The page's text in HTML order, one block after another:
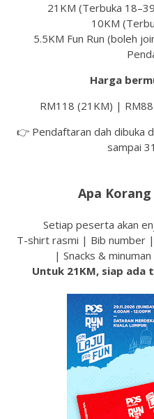
21KM (Terbuka
10KM
5.5KM Fun Run (boleh
Harga
RM118 (21KM) |
👉 Pendaftaran dah dibuka
sampai
Apa
Setiap peserta akan
T-shirt rasmi | Bib number
| Snacks &
Untuk 21KM, siap ada